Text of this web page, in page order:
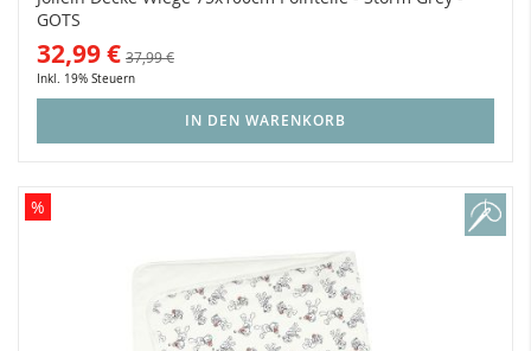
GOTS
32,99 € 37,99 €
Inkl. 19% Steuern
IN DEN WARENKORB
%